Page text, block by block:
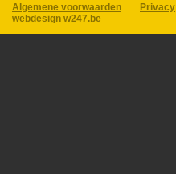
Algemene voorwaarden
Privacy
webdesign w247.be